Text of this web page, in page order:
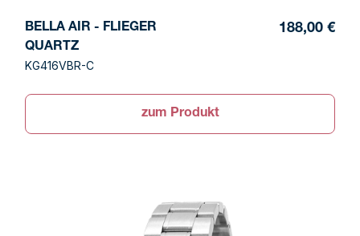
BELLA AIR - FLIEGER
QUARTZ
KG416VBR-C
188,00 €
zum Produkt